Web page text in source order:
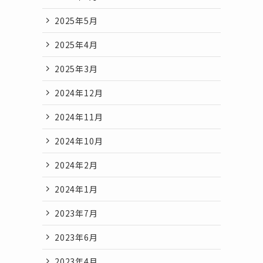
2025年5月
2025年4月
2025年3月
2024年12月
2024年11月
2024年10月
2024年2月
2024年1月
2023年7月
2023年6月